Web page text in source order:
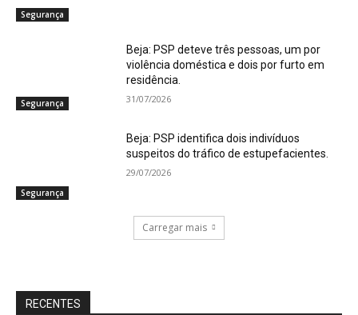
Segurança
Segurança
Beja: PSP deteve três pessoas, um por
violência doméstica e dois por furto em
residência.
31/07/2026
Segurança
Beja: PSP identifica dois indivíduos
suspeitos do tráfico de estupefacientes.
29/07/2026
Carregar mais
RECENTES